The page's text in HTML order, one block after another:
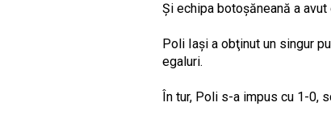
Şi echipa botoşăneană a
Poli Iaşi a obţinut un singur
egaluri.
În tur, Poli s-a impus cu 1-0,